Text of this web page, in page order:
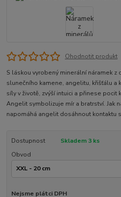
Ohodnotit produkt
S láskou vyrobený minerální náramek z
slunečního kamene, angelitu, křišťálu a
síly v životě, zvýší intuici a přinese
Angelit symbolizuje mír a bratrství. Jak
napomáhá angelit dosáhnout kontaktu
Dostupnost
Skladem 3 ks
Obvod
Nejsme plátci DPH